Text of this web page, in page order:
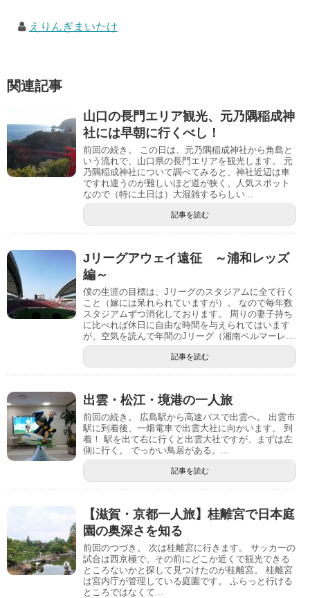
えりんぎまいたけ
関連記事
山口の長門エリア観光、元乃隅稲成神
社には早朝に行くべし！
前回の続き。 この日は、元乃隅稲成神社から角島と
いう流れで、山口県の長門エリアを観光します。 元
乃隅稲成神社について調べてみると、神社近辺は車
ですれ違うのが難しいほど道が狭く、人気スポット
なので（特に土日は）大混雑するらしい...
記事を読む
Jリーグアウェイ遠征 ～浦和レッズ
編～
僕の生涯の目標は、Jリーグのスタジアムに全て行く
こと（嫁には呆れられていますが）。 なので毎年数
スタジアムずつ消化しております。 周りの妻子持ち
に比べれば休日に自由な時間を与えられてはいます
が、空気を読んで年間のJリーグ（湘南ベルマーレ...
記事を読む
出雲・松江・境港の一人旅
前回の続き。 広島駅から高速バスで出雲へ。 出雲市
駅に到着後、一畑電車で出雲大社に向かいます。 到
着！ 駅を出て右に行くと出雲大社ですが、まずは左
側に行く。 でっかい鳥居がある。...
記事を読む
【滋賀・京都一人旅】桂離宮で日本庭
園の奥深さを知る
前回のつづき。 次は桂離宮に行きます。 サッカーの
試合は西京極で、その前にどこか近くで観光できる
ところないかと探して見つけたのが桂離宮。 桂離宮
は宮内庁が管理している庭園です。 ふらっと行ける
ところではなくて...